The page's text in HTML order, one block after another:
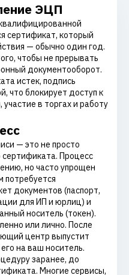
ЭЦП
сертификат, который
— обычно один год.
чтобы не прерывать
документооборот.
истек, подпись
что блокирует доступ к
участие в торгах и работу
— это не просто
Процесс
но часто упрощен
потребуется
документов (паспорт,
для ИП и юрлиц) и
носитель (токен).
или лично. После
центр выпустит
на ваш носитель.
заранее, до
Многие сервисы,